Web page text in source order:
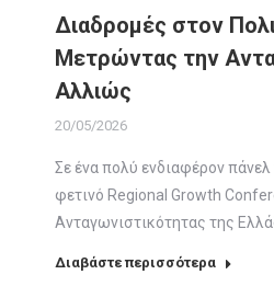
Διαδρομές στον
Μετρώντας την
Αλλιώς
20/05/2026
Σε ένα πολύ ενδιαφέρον πάνελ
φετινό Regional Growth
Ανταγωνιστικότητας της
Διαβάστε περισσότερα